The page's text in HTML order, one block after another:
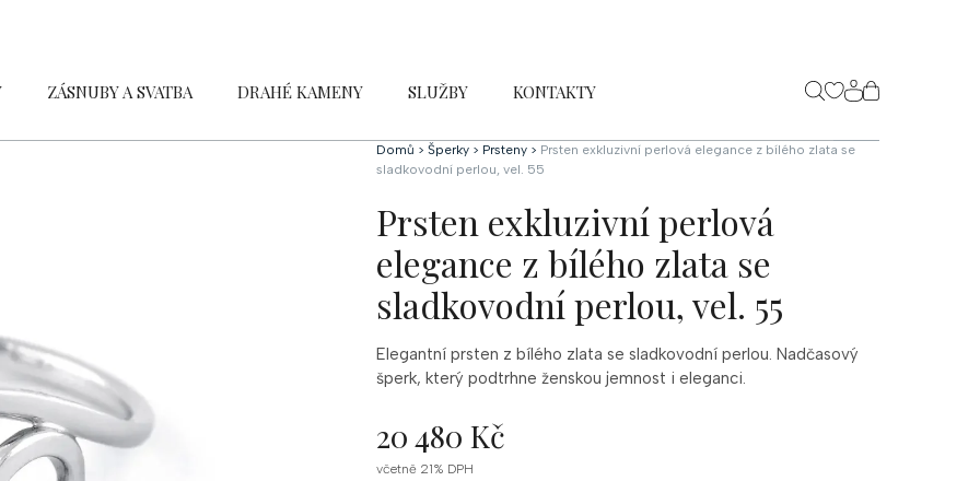
ZÁSNUBY A SVATBA DRAHÉ KAMENY SLUŽBY KONTAKTY
NÁKUPNÍ
KOŠÍK
Domů > Šperky > Prsteny > Prsten exkluzivní perlová elegance z bílého zlata se
sladkovodní perlou, vel. 55
Prsten exkluzivní perlová
elegance z bílého zlata se
sladkovodní perlou, vel. 55
Elegantní prsten z bílého zlata se sladkovodní perlou. Nadčasový
šperk, který podtrhne ženskou jemnost i eleganci.
20 480 Kč
Měrná
včetně 21% DPH